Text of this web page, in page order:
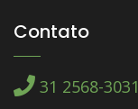
Contato
31 2568-3031